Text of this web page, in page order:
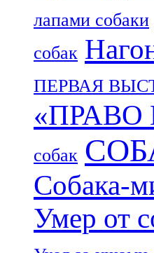
лапами собаки
собак
ПЕРВАЯ
«ПРАВО
собак
Собака-
Умер от